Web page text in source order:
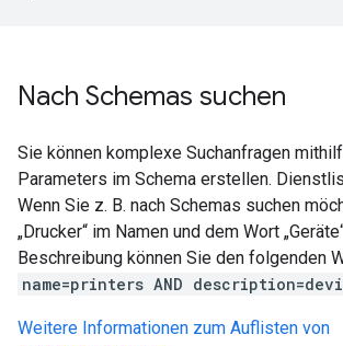
Nach Schemas suchen
Sie können komplexe Suchanfragen
Parameters im Schema erstellen.
Wenn Sie z. B. nach Schemas suchen
„Drucker“ im Namen und dem Wort
Beschreibung können Sie den folgenden
name=printers AND
Weitere Informationen zum Auflisten von